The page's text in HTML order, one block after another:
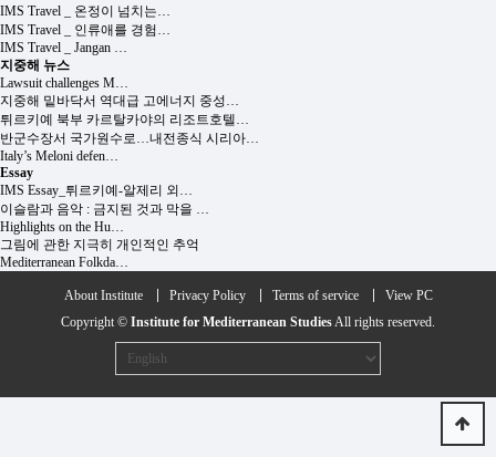
IMS Travel _ 온정이 넘치는…
IMS Travel _ 인류애를 경험…
IMS Travel _ Jangan …
지중해 뉴스
Lawsuit challenges M…
지중해 밑바닥서 역대급 고에너지 중성…
튀르키예 북부 카르탈카야의 리조트호텔…
반군수장서 국가원수로…내전종식 시리아…
Italy’s Meloni defen…
Essay
IMS Essay_튀르키예-알제리 외…
이슬람과 음악 : 금지된 것과 막을 …
Highlights on the Hu…
그림에 관한 지극히 개인적인 추억
Mediterranean Folkda…
About Institute Privacy Policy Terms of service
View PC
Copyright © Institute for Mediterranean StudiesAll rights reserved.